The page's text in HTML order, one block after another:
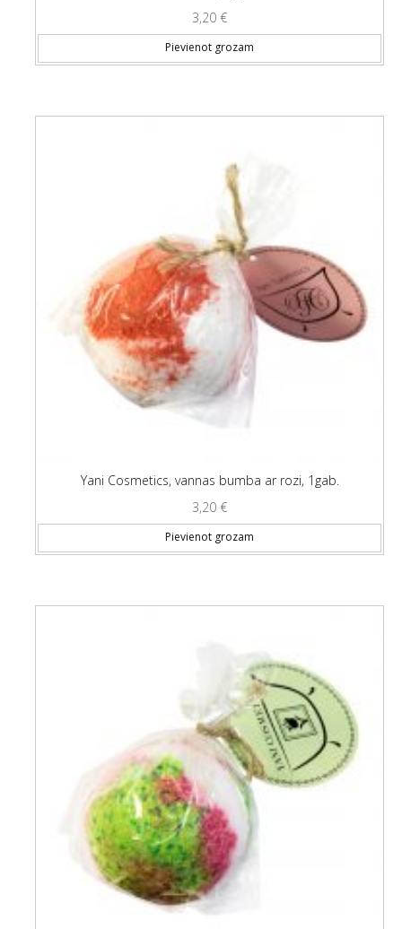
3,20 €
Pievienot grozam
Yani Cosmetics, vannas bumba ar rozi, 1gab.
3,20 €
Pievienot grozam